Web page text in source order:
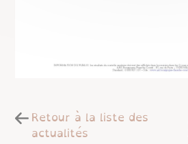
Retour à la liste des
actualités